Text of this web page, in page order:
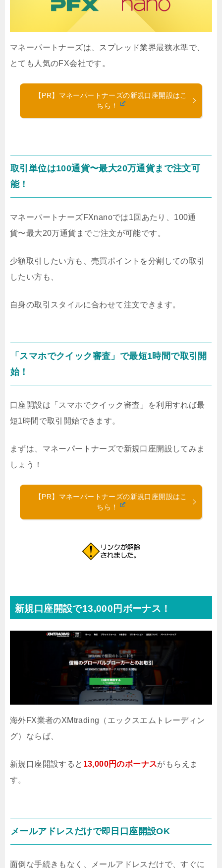
マネーパートナーズは、スプレッド業界最狭水準で、
とても人気のFX会社です。
【PR】マネーパートナーズの新規口座開設はこ
ちら！
取引単位は100通貨〜最大20万通貨まで注文可
能！
マネーパートナーズFXnanoでは1回あたり、100通
貨〜最大20万通貨までご注文が可能です。
少額取引したい方も、売買ポイントを分割しての取引
したい方も、
自身の取引スタイルに合わせて注文できます。
「スマホでクイック審査」で最短1時間で取引開
始！
口座開設は「スマホでクイック審査」を利用すれば最
短1時間で取引開始できます。
まずは、マネーパートナーズで新規口座開設してみま
しょう！
【PR】マネーパートナーズの新規口座開設はこ
ちら！
新規口座開設で13,000円ボーナス！
海外FX業者のXMtrading（エックスエムトレーディン
グ）ならば、
新規口座開設すると 13,000円のボーナスがもらえま
す。
メールアドレスだけで即日口座開設OK
面倒な手続きもなく、メールアドレスだけで、すぐに